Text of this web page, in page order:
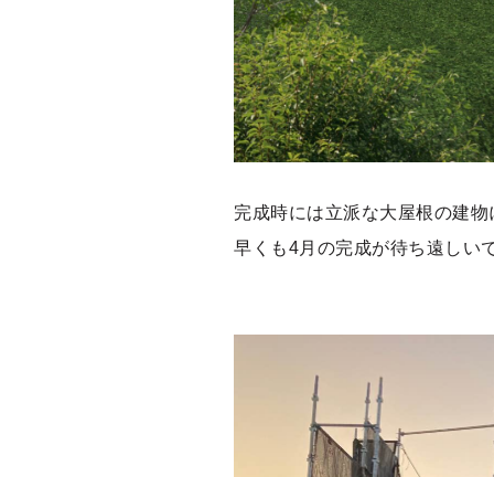
完成時には立派な大屋根の建物
早くも4月の完成が待ち遠しい